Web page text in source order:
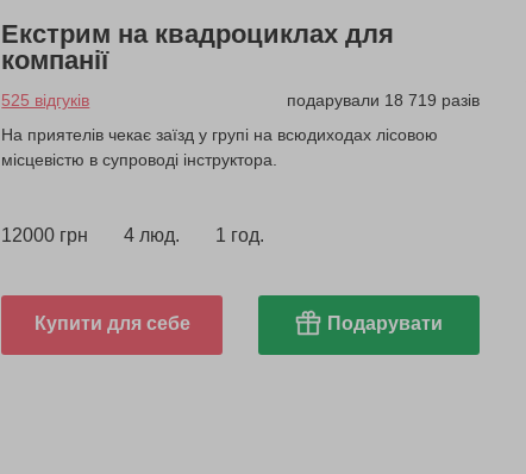
Екстрим на квадроциклах для
компанії
525 відгуків
подарували 18 719 разів
На приятелів чекає заїзд у групі на всюдиходах лісовою
місцевістю в супроводі інструктора.
12000 грн 4 люд. 1 год.
Купити для себе Подарувати